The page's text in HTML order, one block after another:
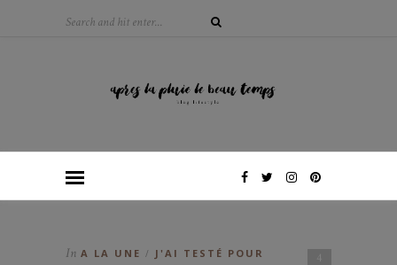
4
In A LA UNE /
J'AI TESTÉ POUR